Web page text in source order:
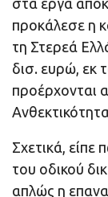
στα έργα
προκάλεσε η
τη Στερεά
δισ. ευρώ, εκ
προέρχονται
Σχετικά,
του οδικού
απλώς η